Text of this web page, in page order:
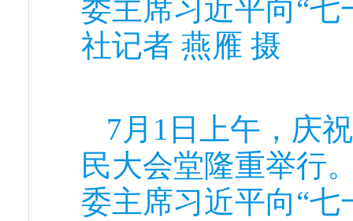
委主席习近平向“
社记者 燕雁 摄
7月1日上午，庆
民大会堂隆重举行
委主席习近平向“